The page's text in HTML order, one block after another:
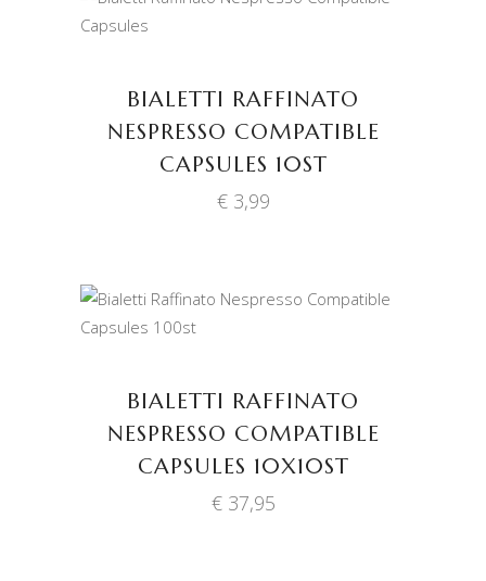
BIALETTI RAFFINATO
NESPRESSO COMPATIBLE
CAPSULES 10ST
€3,99
TOEVOEGEN AAN
WINKELWAGEN
BIALETTI RAFFINATO
NESPRESSO COMPATIBLE
CAPSULES 10X10ST
€37,95